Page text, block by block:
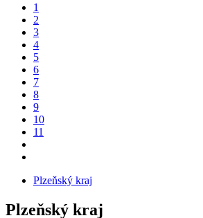
1
2
3
4
5
6
7
8
9
10
11
Plzeňský kraj
Plzeňský kraj